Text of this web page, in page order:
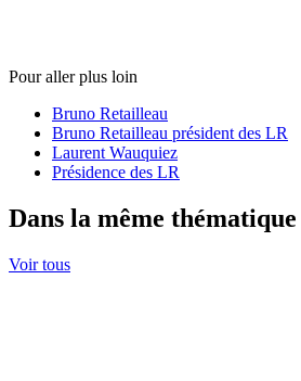
Pour aller plus loin
Bruno Retailleau
Bruno Retailleau président des LR
Laurent Wauquiez
Présidence des LR
Dans la même thématique
Voir tous